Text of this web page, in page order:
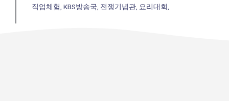
직업체험, KBS방송국, 전쟁기념관, 요리대회,